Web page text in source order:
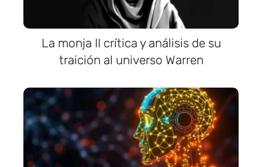
La monja II crítica y análisis de su
traición al universo Warren